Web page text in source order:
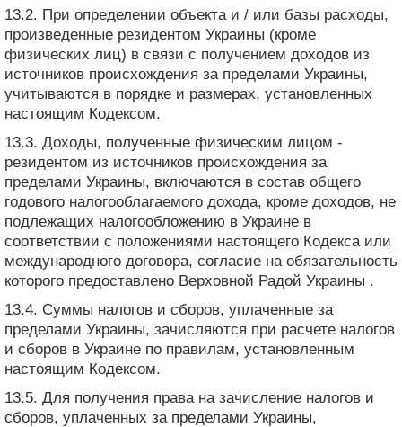
13.2. При определении объекта и / или базы расходы,
произведенные резидентом Украины (кроме
физических лиц) в связи с получением доходов из
источников происхождения за пределами Украины,
учитываются в порядке и размерах, установленных
настоящим Кодексом.
13.3. Доходы, полученные физическим лицом -
резидентом из источников происхождения за
пределами Украины, включаются в состав общего
годового налогооблагаемого дохода, кроме доходов, не
подлежащих налогообложению в Украине в
соответствии с положениями настоящего Кодекса или
международного договора, согласие на обязательность
которого предоставлено Верховной Радой Украины .
13.4. Суммы налогов и сборов, уплаченные за
пределами Украины, зачисляются при расчете налогов
и сборов в Украине по правилам, установленным
настоящим Кодексом.
13.5. Для получения права на зачисление налогов и
сборов, уплаченных за пределами Украины,